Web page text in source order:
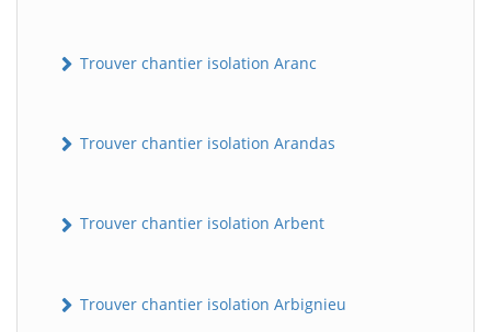
Trouver chantier isolation Aranc
Trouver chantier isolation Arandas
Trouver chantier isolation Arbent
Trouver chantier isolation Arbignieu